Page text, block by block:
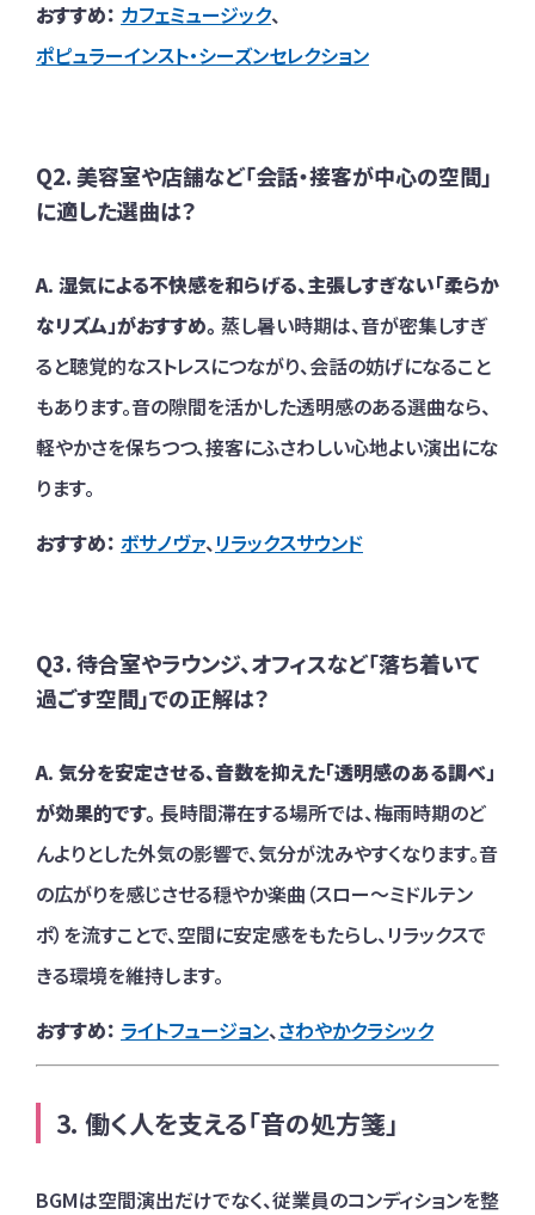
おすすめ： カフェミュージック、
ポピュラーインスト・シーズンセレクション
Q2. 美容室や店舗など「会話・接客が中心の空間」
に適した選曲は？
A. 湿気による不快感を和らげる、主張しすぎない「柔らか
なリズム」がおすすめ。 蒸し暑い時期は、音が密集しすぎ
ると聴覚的なストレスにつながり、会話の妨げになること
もあります。音の隙間を活かした透明感のある選曲なら、
軽やかさを保ちつつ、接客にふさわしい心地よい演出にな
ります。
おすすめ： ボサノヴァ、リラックスサウンド
Q3. 待合室やラウンジ、オフィスなど「落ち着いて
過ごす空間」での正解は？
A. 気分を安定させる、音数を抑えた「透明感のある調べ」
が効果的です。 長時間滞在する場所では、梅雨時期のど
んよりとした外気の影響で、気分が沈みやすくなります。音
の広がりを感じさせる穏やか楽曲（スロー〜ミドルテン
ポ）を流すことで、空間に安定感をもたらし、リラックスで
きる環境を維持します。
おすすめ： ライトフュージョン、さわやかクラシック
働く人を支える「音の処方箋」
BGMは空間演出だけでなく、従業員のコンディションを整